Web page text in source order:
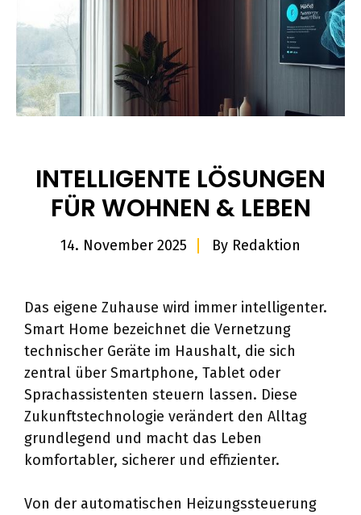
INTELLIGENTE LÖSUNGEN
FÜR WOHNEN & LEBEN
14. November 2025 By Redaktion
Das eigene Zuhause wird immer intelligenter.
Smart Home bezeichnet die Vernetzung
technischer Geräte im Haushalt, die sich
zentral über Smartphone, Tablet oder
Sprachassistenten steuern lassen. Diese
Zukunftstechnologie verändert den Alltag
grundlegend und macht das Leben
komfortabler, sicherer und effizienter.
Von der automatischen Heizungssteuerung